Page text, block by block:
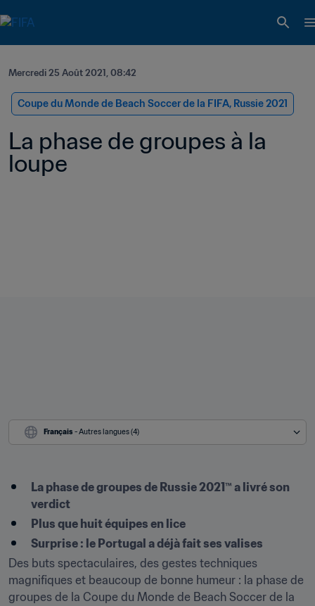
Mercredi 25 Août 2021, 08:42
Coupe du Monde de Beach Soccer de la FIFA, Russie 2021
La phase de groupes à la
loupe
Français - Autres langues (4)
La phase de groupes de Russie 2021™ a livré son
verdict
Plus que huit équipes en lice
Surprise : le Portugal a déjà fait ses valises
Des buts spectaculaires, des gestes techniques
magnifiques et beaucoup de bonne humeur : la phase de
groupes de la Coupe du Monde de Beach Soccer de la